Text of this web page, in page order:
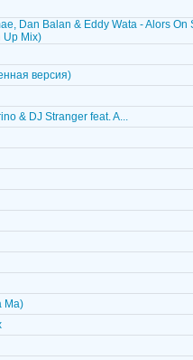
Dan Balan & Eddy Wata - Alors On
Up Mix)
версия)
& DJ Stranger feat. A...
Ma)